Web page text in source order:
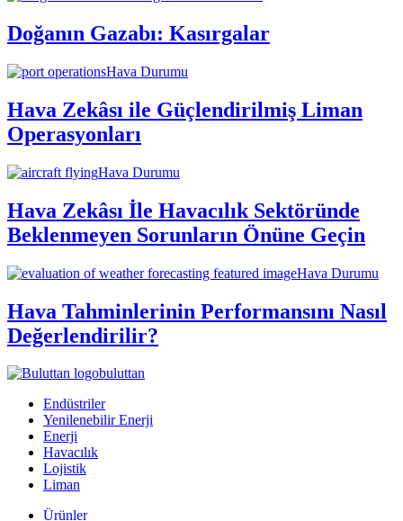
Doğanın Gazabı: Kasırgalar
Hava Durumu
Hava Zekâsı ile Güçlendirilmiş Liman
Operasyonları
Hava Durumu
Hava Zekâsı İle Havacılık Sektöründe
Beklenmeyen Sorunların Önüne Geçin
Hava Durumu
Hava Tahminlerinin Performansını Nasıl
Değerlendirilir?
buluttan
Endüstriler
Yenilenebilir Enerji
Enerji
Havacılık
Lojistik
Liman
Ürünler